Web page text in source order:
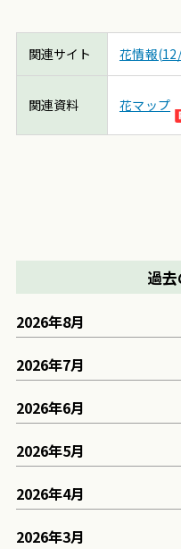
関連サイト 花情報
関連資料 花マップ
過
2026年8月
2026年7月
2026年6月
2026年5月
2026年4月
2026年3月